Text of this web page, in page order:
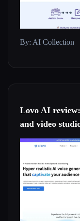
By: AI Collection
Lovo AI
and video